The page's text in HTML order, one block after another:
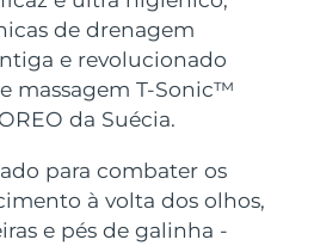
de drenagem
e revolucionado
massagem T-Sonic™
da Suécia.
para combater os
à volta dos olhos,
e pés de galinha -
4 Plus
LED heating
aging massage
2 go
toning on-the-go
line smoothing device
kit
hydration
LED
and red light therapy
sonic toothbrush
plus
silicone sonic toothbrush
Tratamentos LED
Entrega prevista8/14/26
Entrega prevista
Entrega prevista8/13/26
Entrega prevista 8/13/26